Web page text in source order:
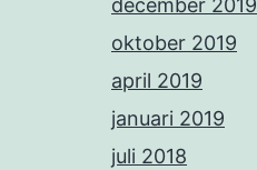
oktober 2019
april 2019
januari 2019
juli 2018